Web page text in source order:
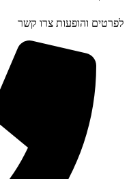
לפרטים והופעות צרו קשר